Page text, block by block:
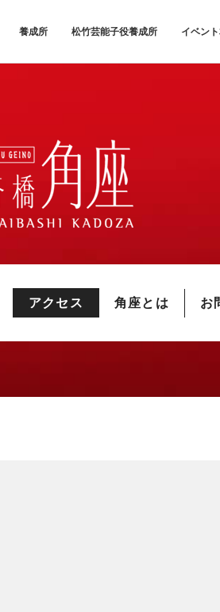
養成所 松竹芸能子役養成所 イベン
アクセス 角座とは お